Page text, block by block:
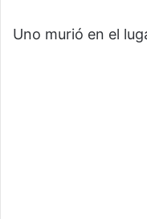
Uno murió en el